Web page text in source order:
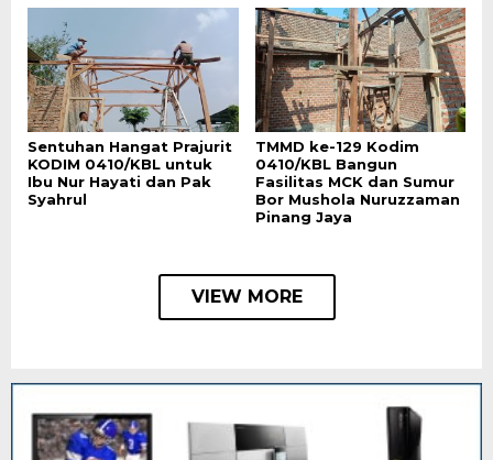
Sentuhan Hangat Prajurit
KODIM 0410/KBL untuk
Ibu Nur Hayati dan Pak
Syahrul
TMMD ke-129 Kodim
0410/KBL Bangun
Fasilitas MCK dan Sumur
Bor Mushola Nuruzzaman
Pinang Jaya
VIEW MORE